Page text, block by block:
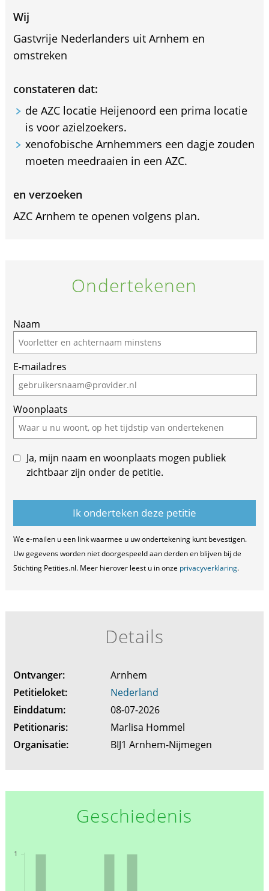
Wij
Gastvrije Nederlanders uit Arnhem en
omstreken
constateren dat:
de AZC locatie Heijenoord een prima locatie
is voor azielzoekers.
xenofobische Arnhemmers een dagje zouden
moeten meedraaien in een AZC.
en verzoeken
AZC Arnhem te openen volgens plan.
Ondertekenen
If
you
are
a
human,
ignore
this
field
Naam
E-mailadres
Woonplaats
Ja, mijn naam en woonplaats mogen publiek
zichtbaar zijn onder de petitie.
We e-mailen u een link waarmee u uw ondertekening kunt bevestigen.
Uw gegevens worden niet doorgespeeld aan derden en blijven bij de
Stichting Petities.nl. Meer hierover leest u in onze privacyverklaring.
Details
Ontvanger:
Arnhem
Petitieloket:
Nederland
Einddatum:
08-07-2026
Petitionaris:
Marlisa Hommel
Organisatie:
BIJ1 Arnhem-Nijmegen
Geschiedenis